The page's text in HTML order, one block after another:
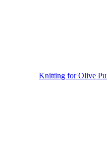
Knitting for Olive